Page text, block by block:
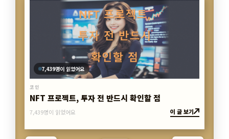
4,461명이 읽었어요
코인
2025년 코인 규제, 국내외 차이점 정리
4,461명이 읽었어요 이 글 보기